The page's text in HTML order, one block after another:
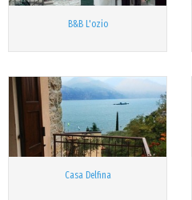
B&B L'ozio
Casa Delfina